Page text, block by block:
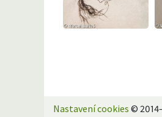
Nastavení cookies ©